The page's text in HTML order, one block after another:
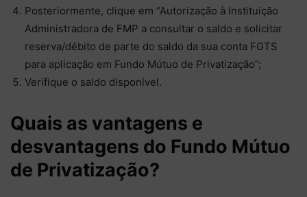
Posteriormente, clique em “Autorização à Instituição
Administradora de FMP a consultar o saldo e solicitar
reserva/débito de parte do saldo da sua conta FGTS
para aplicação em Fundo Mútuo de Privatização”;
Verifique o saldo disponível.
Quais as vantagens e
desvantagens do Fundo Mútuo
de Privatização?